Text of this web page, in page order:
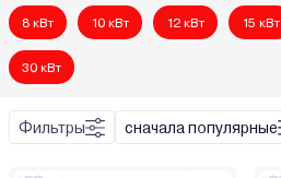
Artelv
Aurora
Bort
Brait
8 кВт 10 кВт 12 кВт 15 кВт
30 кВт
Фильтры сначала популярные